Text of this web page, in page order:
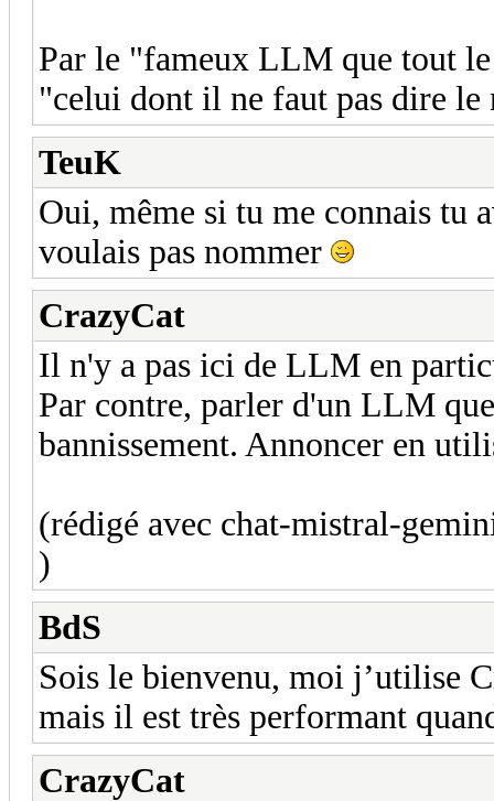
Par le "fameux LLM que tout
"celui dont il ne faut pas dire le
TeuK
Oui, même si tu me connais tu
voulais pas nommer
CrazyCat
Il n'y a pas ici de LLM en
Par contre, parler d'un LLM
bannissement. Annoncer en
(rédigé avec chat-mistral-
)
BdS
Sois le bienvenu, moi j’utilise
mais il est très performant
CrazyCat